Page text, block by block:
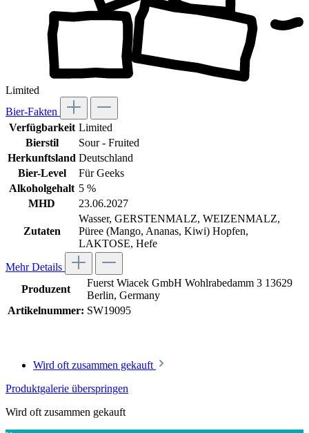
Limited
Bier-Fakten
Verfügbarkeit Limited
Bierstil
Sour - Fruited
Herkunftsland Deutschland
Bier-Level
Für Geeks
Alkoholgehalt 5 %
MHD
23.06.2027
Zutaten
Wasser, GERSTENMALZ, WEIZENMALZ,
Püree (Mango, Ananas, Kiwi) Hopfen,
LAKTOSE, Hefe
Mehr Details
Produzent
Fuerst Wiacek GmbH Wohlrabedamm 3 13629
Berlin, Germany
Artikelnummer: SW19095
Wird oft zusammen gekauft
Produktgalerie überspringen
Wird oft zusammen gekauft